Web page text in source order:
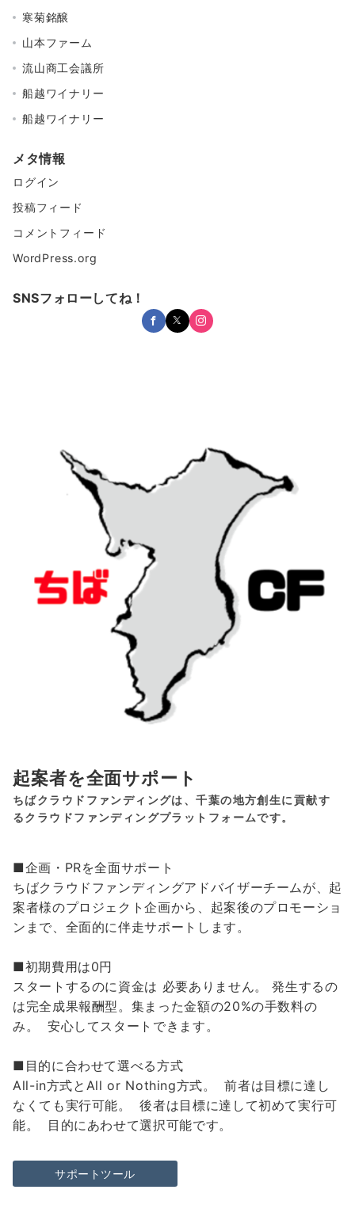
寒菊銘醸
山本ファーム
流山商工会議所
船越ワイナリー
船越ワイナリー
メタ情報
ログイン
投稿フィード
コメントフィード
WordPress.org
SNSフォローしてね！
起案者を全面サポート
ちばクラウドファンディングは、千葉の地方創生に貢献す
るクラウドファンディングプラットフォームです。
■企画・PRを全面サポート
ちばクラウドファンディングアドバイザーチームが、起
案者様のプロジェクト企画から、起案後のプロモーショ
ンまで、全面的に伴走サポートします。
■初期費用は0円
スタートするのに資金は 必要ありません。 発生するの
は完全成果報酬型。集まった金額の20%の手数料の
み。 安心してスタートできます。
■目的に合わせて選べる方式
All-in方式とAll or Nothing方式。 前者は目標に達し
なくても実行可能。 後者は目標に達して初めて実行可
能。 目的にあわせて選択可能です。
サポートツール